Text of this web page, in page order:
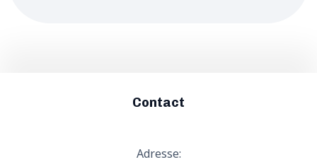
Contact
Adresse: